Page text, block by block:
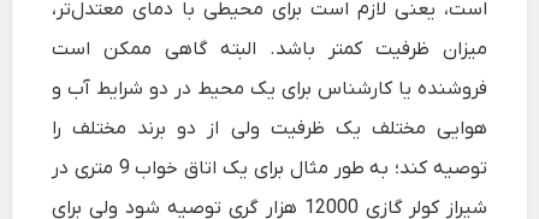
است، یعنی لازم است برای محیطی با دمای معتدل‌تر،
میزان ظرفیت کمتر باشد. البته گاهی ممکن است
فروشنده یا کارشناس برای یک محیط در دو شرایط آب و
هوایی مختلف یک ظرفیت ولی از دو برند مختلف را
توصیه کند؛ به طور مثال برای یک اتاق خواب 9 متری در
شیراز کولر گازی 12000 هزار گری توصیه شود ولی برای